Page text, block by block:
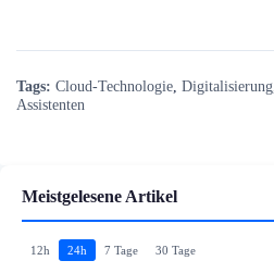
Tags: Cloud-Technologie Digitalisierung
Assistenten
Meistgelesene Artikel
12h 24h 7 Tage 30 Tage